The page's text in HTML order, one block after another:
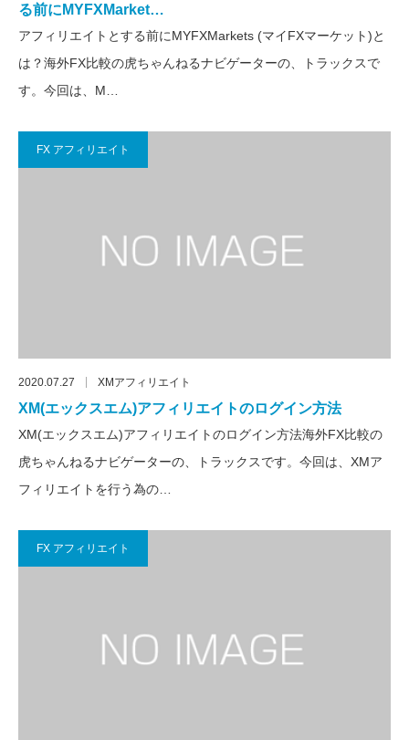
る前にMYFXMarket…
アフィリエイトとする前にMYFXMarkets (マイFXマーケット)と
は？海外FX比較の虎ちゃんねるナビゲーターの、トラックスで
す。今回は、M…
FX アフィリエイト
2020.07.27 XMアフィリエイト
XM(エックスエム)アフィリエイトのログイン方法
XM(エックスエム)アフィリエイトのログイン方法海外FX比較の
虎ちゃんねるナビゲーターの、トラックスです。今回は、XMア
フィリエイトを行う為の…
FX アフィリエイト